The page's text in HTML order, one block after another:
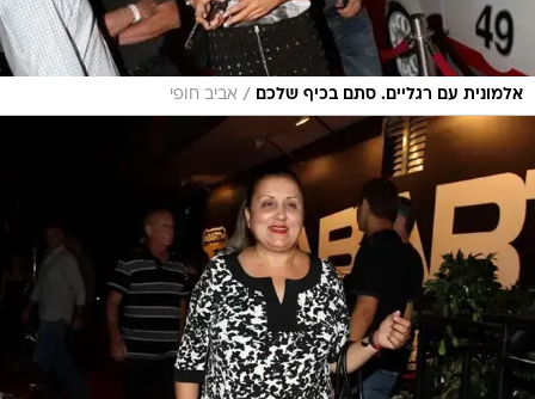
אלמונית עם רגליים. סתם בכיף שלכם / אביב חופי